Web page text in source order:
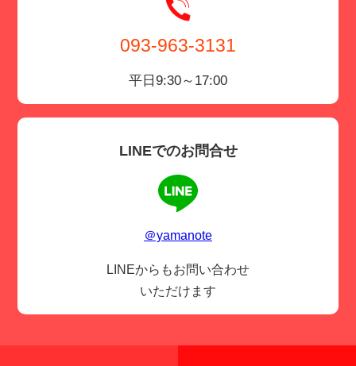
093-963-3131
平日9:30～17:00
LINEでのお問合せ
＠yamanote
LINEからもお問い合わせ
いただけます